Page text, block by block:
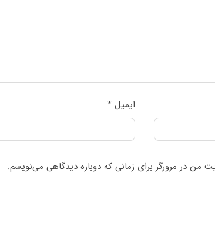
ایمیل *
من در مرورگر برای زمانی که دوباره دیدگاهی می‌نویسم.